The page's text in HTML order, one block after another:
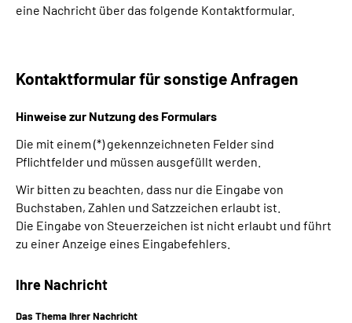
eine Nachricht über das folgende Kontaktformular.
Kontaktformular für sonstige Anfragen
Hinweise zur Nutzung des Formulars
Die mit einem (*) gekennzeichneten Felder sind
Pflichtfelder und müssen ausgefüllt werden.
Wir bitten zu beachten, dass nur die Eingabe von
Buchstaben, Zahlen und Satzzeichen erlaubt ist.
Die Eingabe von Steuerzeichen ist nicht erlaubt und führt
zu einer Anzeige eines Eingabefehlers.
Ihre Nachricht
Das Thema Ihrer Nachricht